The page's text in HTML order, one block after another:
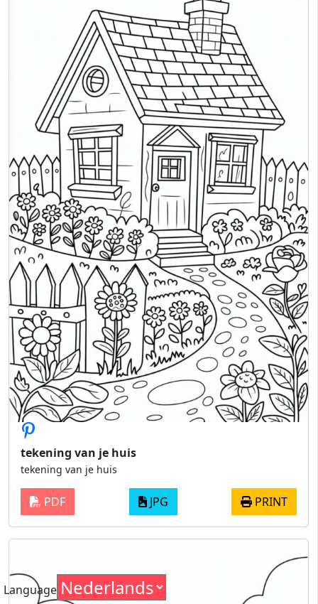
tekening van je huis
tekening van je huis
PDF JPG PRINT
Language